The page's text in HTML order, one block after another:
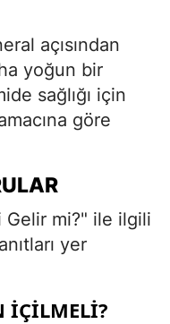
açısından
yoğun bir
sağlığı için
göre
Gelir mi?" ile ilgili
yer
İÇILMELI?